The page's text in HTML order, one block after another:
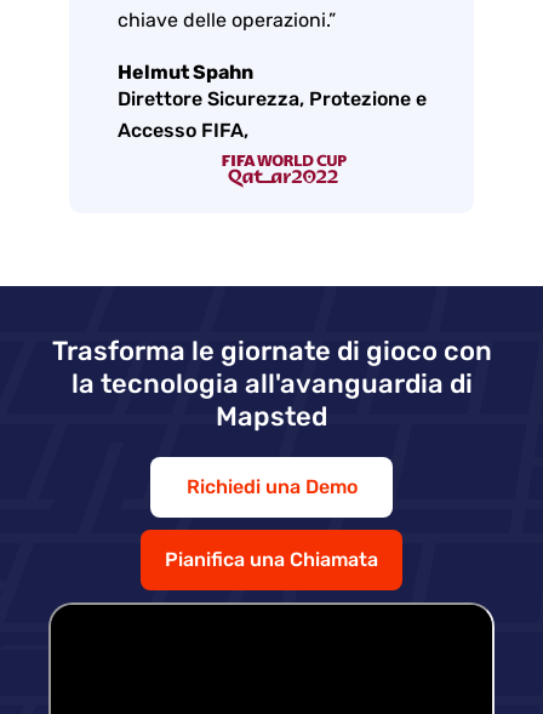
chiave delle operazioni.”
Helmut Spahn
Direttore Sicurezza, Protezione e
Accesso FIFA,
Trasforma le giornate di gioco con
la tecnologia all'avanguardia di
Mapsted
Richiedi una Demo
Pianifica una Chiamata